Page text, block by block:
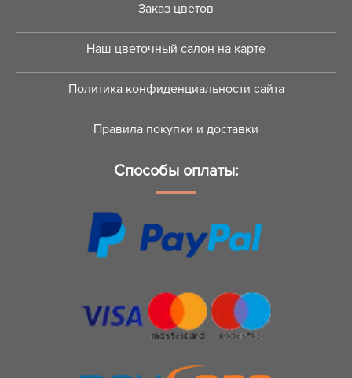
Заказ цветов
Наш цветочный салон на карте
Политика конфиденциальности сайта
Правила покупки и доставки
Способы оплаты: